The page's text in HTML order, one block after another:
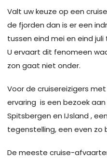
Valt uw keuze op een
de fjorden dan is er een
tussen eind mei en eind
U ervaart dit fenomeen
zon gaat niet onder.
Voor de cruisereizigers
ervaring is een bezoek
Spitsbergen en IJsland ,
tegenstelling, een even zo
De meeste cruise-